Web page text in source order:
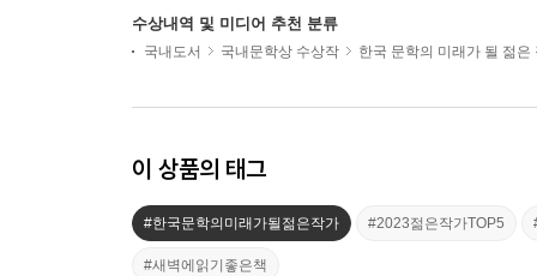
수상내역 및 미디어 추천 분류
국내도서 국내문학상 수상작 한국 문학의 미래가 될 젊은
이 상품의 태그
#한국문학의미래가될젊은작가 #2023젊은작가TOP5
#새벽에읽기좋은책